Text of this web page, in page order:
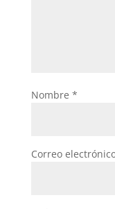
Nombre *
Correo